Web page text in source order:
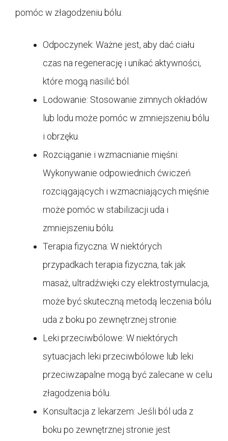
pomóc w złagodzeniu bólu:
Odpoczynek: Ważne jest, aby dać ciału
czas na regenerację i unikać aktywności,
które mogą nasilić ból.
Lodowanie: Stosowanie zimnych okładów
lub lodu może pomóc w zmniejszeniu bólu
i obrzęku.
Rozciąganie i wzmacnianie mięśni:
Wykonywanie odpowiednich ćwiczeń
rozciągających i wzmacniających mięśnie
może pomóc w stabilizacji uda i
zmniejszeniu bólu.
Terapia fizyczna: W niektórych
przypadkach terapia fizyczna, tak jak
masaż, ultradźwięki czy elektrostymulacja,
może być skuteczną metodą leczenia bólu
uda z boku po zewnętrznej stronie.
Leki przeciwbólowe: W niektórych
sytuacjach leki przeciwbólowe lub leki
przeciwzapalne mogą być zalecane w celu
złagodzenia bólu.
Konsultacja z lekarzem: Jeśli ból uda z
boku po zewnętrznej stronie jest